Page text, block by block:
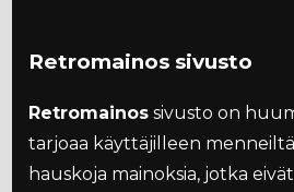
Retromainos sivusto
Retromainos sivusto on
tarjoaa käyttäjilleen
hauskoja mainoksia, jotka